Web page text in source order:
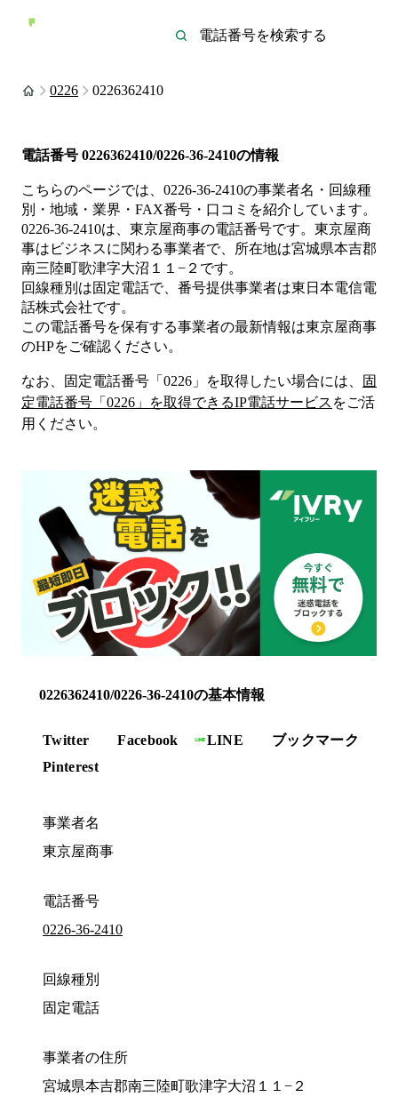
0226 0226362410
電話番号 0226362410/0226-36-2410の情報
こちらのページでは、 0226-36-2410の事業者名・回線種
別・地域・業界・FAX番号・口コミを紹介しています。
0226-36-2410は、 東京屋商事の電話番号です。 東京屋商
事は ビジネスに関わる事業者で、所在地は宮城県本吉郡
南三陸町歌津字大沼１１−２ です。
回線種別は固定電話で、番号提供事業者は東日本電信電
話株式会社です。
この電話番号を保有する事業者の最新情報は東京屋商事
のHPをご確認ください。
なお、固定電話番号「 0226 」を取得したい場合には、
固
定電話番号「 0226 」を取得できるIP電話サービス をご活
用ください。
0226362410/0226-36-2410の基本情報
Twitter Facebook LINE
ブックマーク
Pinterest
事業者名
東京屋商事
電話番号
0226-36-2410
回線種別
固定電話
事業者の住所
宮城県本吉郡南三陸町歌津字大沼１１−２